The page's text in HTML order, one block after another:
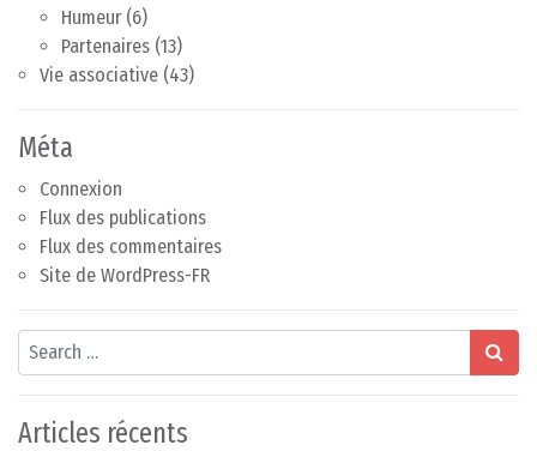
Humeur (6)
Partenaires (13)
Vie associative (43)
Méta
Connexion
Flux des publications
Flux des commentaires
Site de WordPress-FR
Search
Articles récents